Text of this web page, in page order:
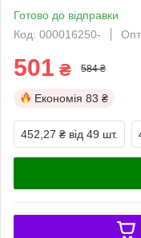
Готово до відправки
Код: 000016250-
Опт
501 ₴ 584 ₴
Економія 83 ₴
452,27 ₴ від 49 шт.